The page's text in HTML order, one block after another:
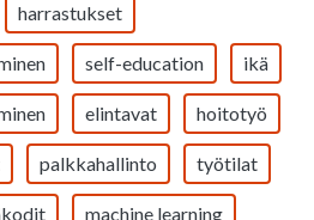
harrastukset
self-education ikä
elintavat hoitotyö
palkkahallinto työtilat
machine learning